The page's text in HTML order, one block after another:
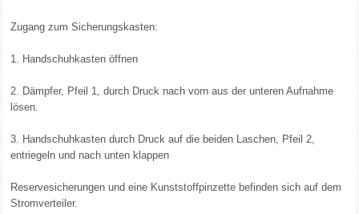
Zugang zum Sicherungskasten:
1. Handschuhkasten öffnen
2. Dämpfer, Pfeil 1, durch Druck nach vorn aus der unteren Aufnahme
lösen.
3. Handschuhkasten durch Druck auf die beiden Laschen, Pfeil 2,
entriegeln und nach unten klappen
Reservesicherungen und eine Kunststoffpinzette befinden sich auf dem
Stromverteiler.